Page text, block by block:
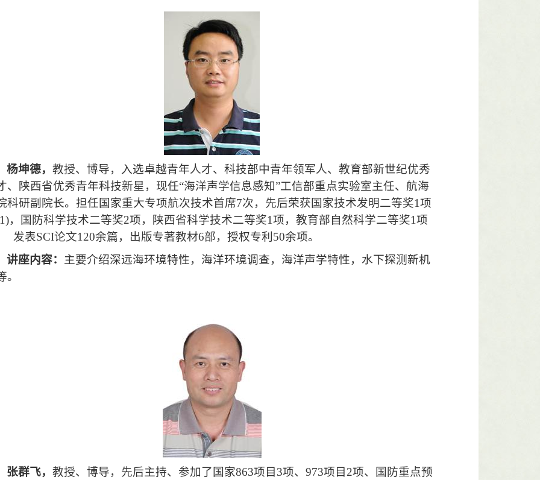
杨坤德，教授、博导，入选卓越青年人才、科技部中青年领军人、教育部新世纪优秀
、陕西省优秀青年科技新星，现任“海洋声学信息感知”工信部重点实验室主任、航海
科研副院长。担任国家重大专项航次技术首席7次，先后荣获国家技术发明二等奖1项
1)，国防科学技术二等奖2项，陕西省科学技术二等奖1项，教育部自然科学二等奖1项
发表SCI论文120余篇，出版专著教材6部，授权专利 50余项。
讲座内容： 主要介绍深远海环境特性，海洋环境调查，海洋声学特性，水下探测新机
。
张群飞，教授、博导，先后主持、参加了国家863项目 3项、973项目 2项、国防重点预